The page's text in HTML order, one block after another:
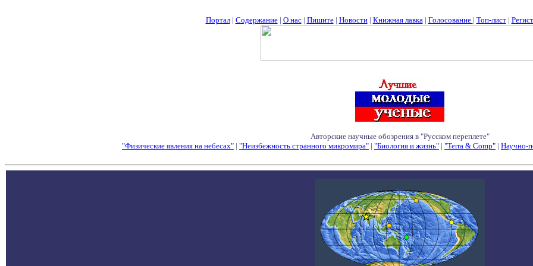
Портал| Содержание| О нас| Пишите| Новости| Книжная лавка| Голосование | Топ-лист|
Авторские научные обозрения в "Русском переплете"
"Физические явления на небесах" | "Неизбежность странного микромира" | "Биология и жизнь" | "Terra & Comp" | Научно-